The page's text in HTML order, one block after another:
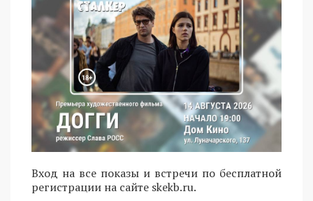
Вход на все показы и встречи по бесплатной
регистрации на сайте skekb.ru.